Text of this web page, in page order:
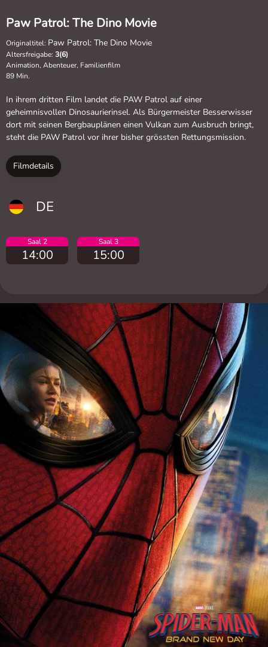
Paw Patrol: The Dino Movie
Originaltitel: Paw Patrol: The Dino Movie
Altersfreigabe: 3(6)
Animation, Abenteuer, Familienfilm
89 Min.
In ihrem dritten Film landet die PAW Patrol auf einer
geheimnisvollen Dinosaurierinsel. Als Bürgermeister Besserwisser
dort mit seinen Bergbauplänen einen Vulkan zum Ausbruch bringt,
steht die PAW Patrol vor ihrer bisher grössten Rettungsmission.
Filmdetails
DE
Saal 2
14:00
Saal 3
15:00